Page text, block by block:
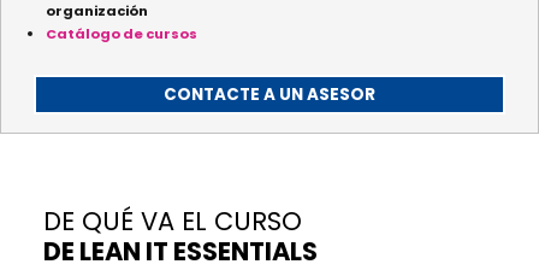
organización
Catálogo de cursos
CONTACTE A UN ASESOR
DE QUÉ VA EL CURSO
DE LEAN IT ESSENTIALS